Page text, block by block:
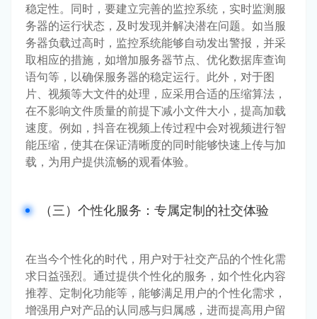
稳定性。同时，要建立完善的监控系统，实时监测服
务器的运行状态，及时发现并解决潜在问题。如当服
务器负载过高时，监控系统能够自动发出警报，并采
取相应的措施，如增加服务器节点、优化数据库查询
语句等，以确保服务器的稳定运行。此外，对于图
片、视频等大文件的处理，应采用合适的压缩算法，
在不影响文件质量的前提下减小文件大小，提高加载
速度。例如，抖音在视频上传过程中会对视频进行智
能压缩，使其在保证清晰度的同时能够快速上传与加
载，为用户提供流畅的观看体验。
（三）个性化服务：专属定制的社交体验
在当今个性化的时代，用户对于社交产品的个性化需
求日益强烈。通过提供个性化的服务，如个性化内容
推荐、定制化功能等，能够满足用户的个性化需求，
增强用户对产品的认同感与归属感，进而提高用户留